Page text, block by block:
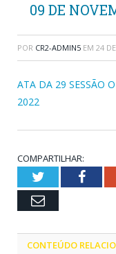
09 DE
POR CR2-ADMIN5 EM 24
ATA DA 29 SESSÃO
2022
COMPARTILHAR:
Twitter
Email
CONTEÚDO